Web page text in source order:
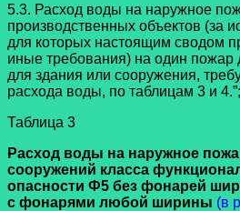
5.3. Расход воды на наружное
производственных объектов (за
для которых настоящим сводом
иные требования) на один пожар
для здания или сооружения,
расхода воды, по таблицам 3 и 4.”;
Таблица 3
Расход воды на наружное
сооружений класса
опасности Ф5 без фонарей
с фонарями любой ширины (в